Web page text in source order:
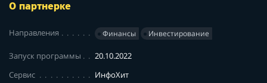
О партнерке
Направления Финансы Инвестирование
Запуск программы
20.10.2022
Сервис
ИнфоХит